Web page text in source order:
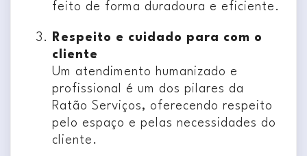
feito de forma duradoura e eficiente.
Respeito e cuidado para com o
cliente
Um atendimento humanizado e
profissional é um dos pilares da
Ratão Serviços, oferecendo respeito
pelo espaço e pelas necessidades do
cliente.